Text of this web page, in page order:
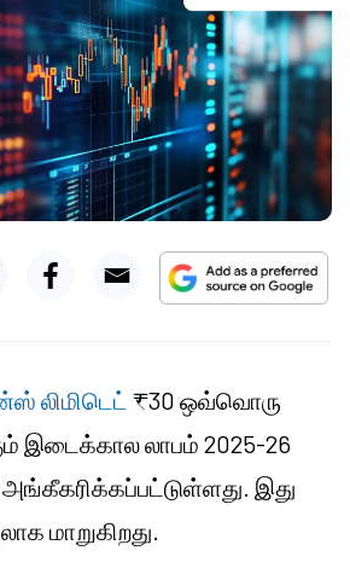
லிமிடெட் ₹30 ஒவ்வொரு
இடைக்கால லாபம் 2025-26
அங்கீகரிக்கப்பட்டுள்ளது. இது
மாறுகிறது.